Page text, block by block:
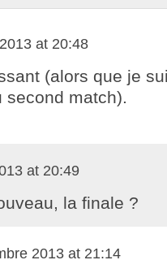
at 20:48
(alors que je
second match).
at 20:49
la finale ?
2013 at 21:14